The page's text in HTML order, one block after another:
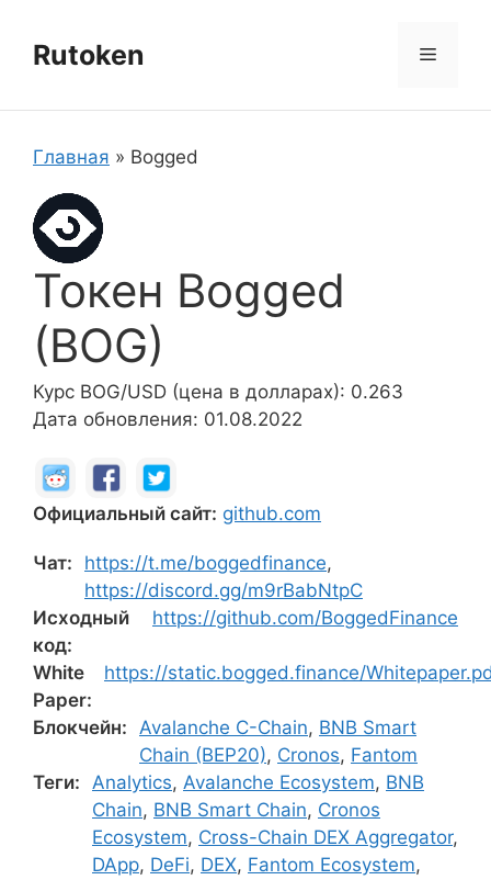
содержимому
Rutoken Меню
Главная » Bogged
Токен Bogged
(BOG)
Курс BOG/USD (цена в долларах): 0.263
Дата обновления: 01.08.2022
Официальный сайт: github.com
Чат: https://t.me/boggedfinance,
https://discord.gg/m9rBabNtpC
Исходный
код:
https://github.com/BoggedFinance
White
Paper:
https://static.bogged.finance/
Блокчейн: Avalanche C-Chain, BNB Smart
Chain (BEP20), Cronos, Fantom
Теги: Analytics, Avalanche Ecosystem, BNB
Chain, BNB Smart Chain, Cronos
Ecosystem, Cross-Chain DEX Aggregator,
DApp, DeFi, DEX, Fantom Ecosystem,